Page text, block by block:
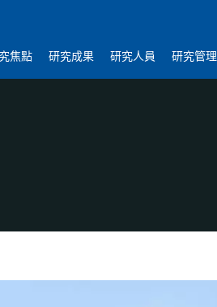
焦點 研究成果 研究人員 研究管理